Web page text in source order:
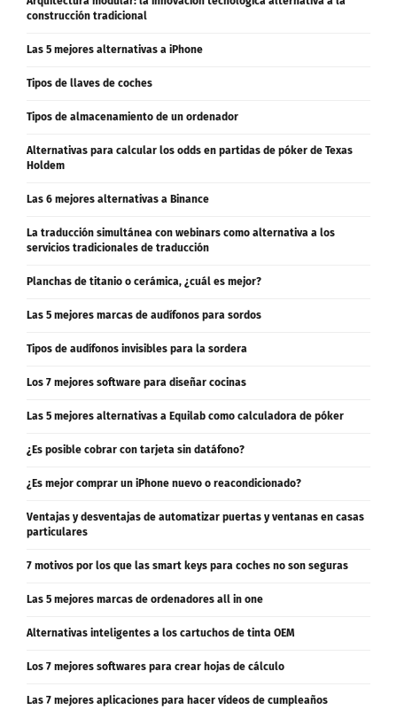
construcción tradicional
Las 5 mejores alternativas a iPhone
Tipos de llaves de coches
Tipos de almacenamiento de un ordenador
Alternativas para calcular los odds en partidas de póker de Texas
Holdem
Las 6 mejores alternativas a Binance
La traducción simultánea con webinars como alternativa a los
servicios tradicionales de traducción
Planchas de titanio o cerámica, ¿cuál es mejor?
Las 5 mejores marcas de audífonos para sordos
Tipos de audífonos invisibles para la sordera
Los 7 mejores software para diseñar cocinas
Las 5 mejores alternativas a Equilab como calculadora de póker
¿Es posible cobrar con tarjeta sin datáfono?
¿Es mejor comprar un iPhone nuevo o reacondicionado?
Ventajas y desventajas de automatizar puertas y ventanas en casas
particulares
7 motivos por los que las smart keys para coches no son seguras
Las 5 mejores marcas de ordenadores all in one
Alternativas inteligentes a los cartuchos de tinta OEM
Los 7 mejores softwares para crear hojas de cálculo
Las 7 mejores aplicaciones para hacer vídeos de cumpleaños